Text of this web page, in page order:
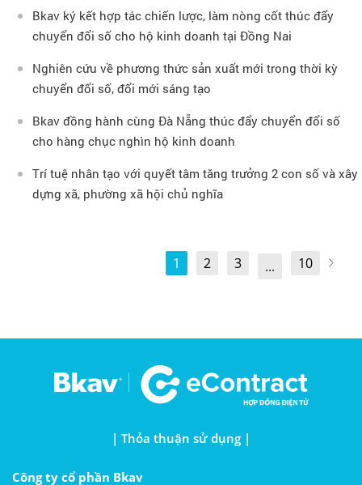
Bkav ký kết hợp tác chiến lược, làm nòng cốt thúc đẩy
chuyển đổi số cho hộ kinh doanh tại Đồng Nai
Nghiên cứu về phương thức sản xuất mới trong thời kỳ
chuyển đổi số, đổi mới sáng tạo
Bkav đồng hành cùng Đà Nẵng thúc đẩy chuyển đổi số
cho hàng chục nghìn hộ kinh doanh
Trí tuệ nhân tạo với quyết tâm tăng trưởng 2 con số và xây
dựng xã, phường xã hội chủ nghĩa
1 2 3 ... 10
| Thỏa thuận sử dụng |
Công ty cổ phần Bkav